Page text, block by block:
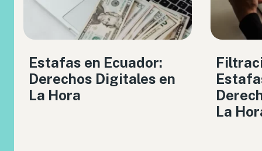
Estafas en Ecuador:
Derechos Digitales en
La Hora
La